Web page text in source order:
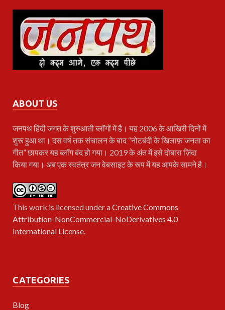
ABOUT US
जनपथहिंदी जगत के शुरुआती ब्लॉगों में है। यह 2006 के आखिरी दिनों में
शुरू हुआ था। दस वर्ष तक संचालन के बाद “नोटबंदी के खिलाफ़ जनता का
गीत” छापकर यह ब्लॉग बंद हो गया। 2019 के अंत में इसे दोबारा ज़िंदा
किया गया। अब एक स्वतंत्र जन वेबसाइट के रूप में यह आपके सामने है।
This work is licensed under aCreative Commons
Attribution-NonCommercial-NoDerivatives 4.0
International License.
CATEGORIES
Blog